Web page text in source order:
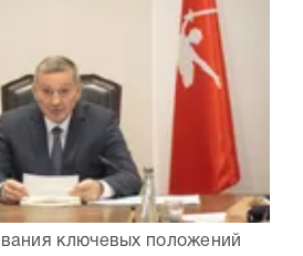
ключевых положений